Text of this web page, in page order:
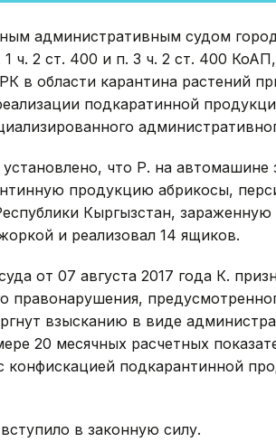
административным судом
ч. 2 ст. 400 и п. 3 ч. 2 ст. 400
в области карантина растений
подкаратинной
что Р. на автомашине
продукцию абрикосы,
Кыргызстан,
и реализовал 14 ящиков.
от 07 августа 2017 года К.
правонарушения,
взысканию в виде
20 месячных расчетных
конфискацией подкарантинной
в законную силу.